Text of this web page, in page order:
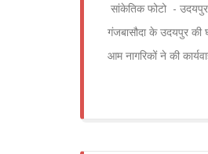
सांकेतिक फोटो - उदयपुर
गंजबासौदा के उदयपुर
आम नागरिकों ने की